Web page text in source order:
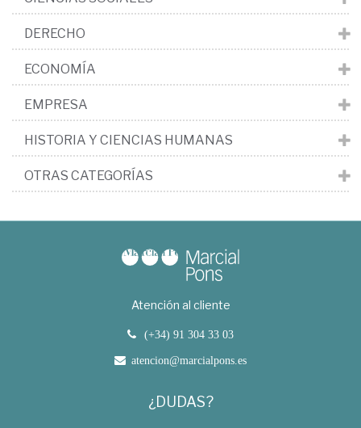
DERECHO
ECONOMÍA
EMPRESA
HISTORIA Y CIENCIAS HUMANAS
OTRAS CATEGORÍAS
Atención al cliente
(+34) 91 304 33 03
atencion@marcialpons.es
¿DUDAS?